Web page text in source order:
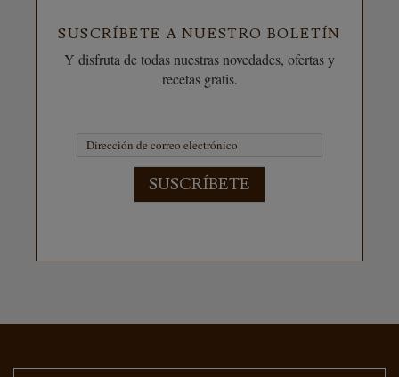
SUSCRÍBETE A NUESTRO BOLETÍN
Y disfruta de todas nuestras novedades, ofertas y
recetas gratis.
SUSCRÍBETE